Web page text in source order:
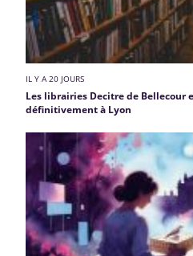
IL Y A 20 JOURS
Les librairies Decitre de Bellecour
définitivement à Lyon